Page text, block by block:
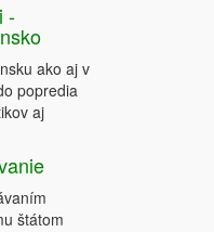
-
ako aj v
popredia
aj
štátom